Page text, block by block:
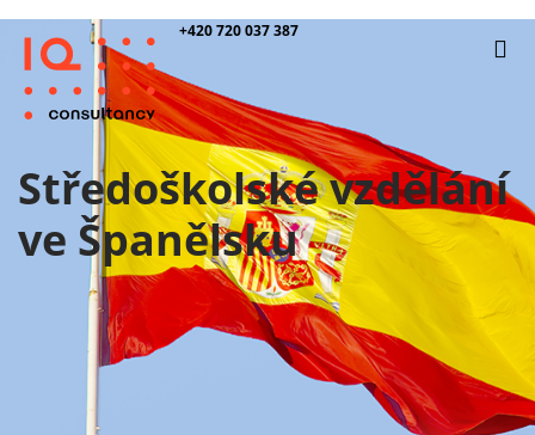
+420 720 037 387
Středoškolské vzdělání
ve Španělsku